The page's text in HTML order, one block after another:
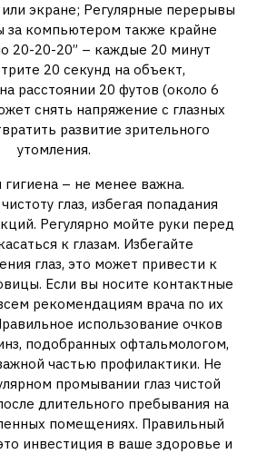
экране; Регулярные перерывы
за компьютером также крайне
20-20-20” – каждые 20 минут
20 секунд на объект,
расстоянии 20 футов (около 6
снять напряжение с глазных
развитие зрительного
утомления.
гигиена – не менее важна.
глаз, избегая попадания
Регулярно мойте руки перед
к глазам. Избегайте
глаз, это может привести к
Если вы носите контактные
рекомендациям врача по их
использование очков
подобранных офтальмологом,
частью профилактики. Не
промывании глаз чистой
длительного пребывания на
помещениях. Правильный
инвестиция в ваше здоровье и